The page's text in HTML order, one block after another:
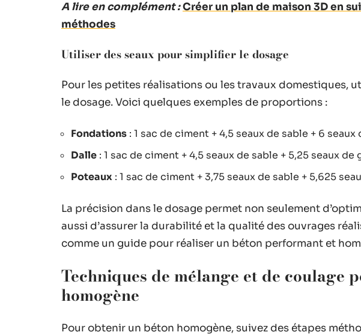
A lire en complément :Créer un plan de maison 3D en
méthodes
Utiliser des seaux pour simplifier le dosage
Pour les petites réalisations ou les travaux domestiques,
le dosage. Voici quelques exemples de proportions :
Fondations : 1 sac de ciment + 4,5 seaux de sable + 6 seaux
Dalle : 1 sac de ciment + 4,5 seaux de sable + 5,25 seaux de
Poteaux : 1 sac de ciment + 3,75 seaux de sable + 5,625
La précision dans le dosage permet non seulement
aussi d’assurer la durabilité et la qualité des ouvrages
comme un guide pour réaliser un béton performant et
Techniques de mélange et de coulage
homogène
Pour obtenir un béton homogène, suivez des étapes